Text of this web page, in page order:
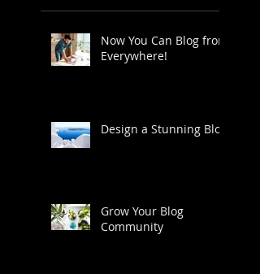
Now You Can Blog from
Everywhere!
Design a Stunning Blog
Grow Your Blog
Community